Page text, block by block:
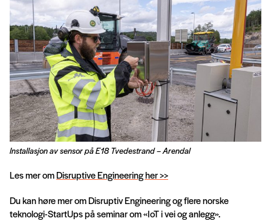
Installasjon av sensor på E18 Tvedestrand – Arendal
Les mer omDisruptive Engineering her >>
Du kan høre mer om Disruptiv Engineering og flere norske
teknologi-StartUps på seminar om «IoT i vei og anlegg».